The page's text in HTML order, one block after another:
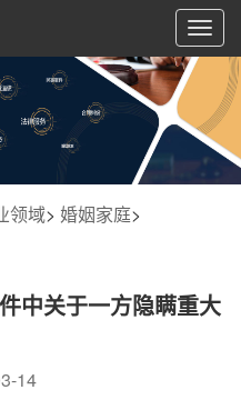
切
换
航
领域> 婚姻家庭>
中关于一方隐瞒重大
14